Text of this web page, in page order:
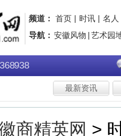
： 首页 时讯 名人 | 名企 名片 品牌 |
：安徽风物
最新资讯 市
英网 > 时讯频道 >
水族造景获